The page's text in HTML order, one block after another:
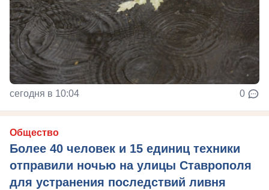
сегодня в 10:04 0
Общество
Более 40 человек и 15 единиц техники
отправили ночью на улицы Ставрополя
для устранения последствий ливня